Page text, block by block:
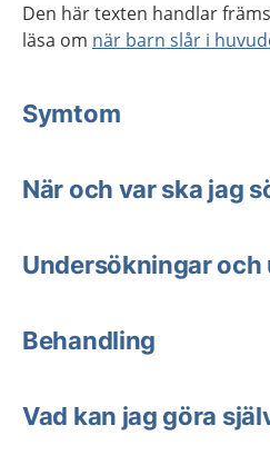
Den här texten handlar
läsa om när barn slår i
Symtom
När och var ska jag
Undersökningar
Behandling
Vad kan jag göra